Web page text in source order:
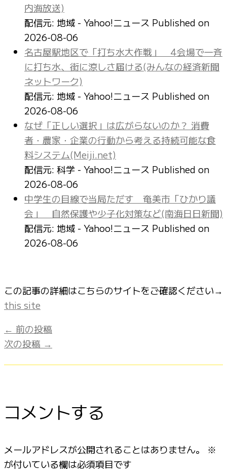
内海放送)
配信元: 地域 - Yahoo!ニュース Published on
2026-08-06
名古屋駅地区で「打ち水大作戦」 4会場で一斉
に打ち水、街に涼しさ届ける(みんなの経済新聞
ネットワーク)
配信元: 地域 - Yahoo!ニュース Published on
2026-08-06
なぜ「正しい選択」は広がらないのか？ 消費
者・農家・企業の行動から考える持続可能な食
料システム(Meiji.net)
配信元: 科学 - Yahoo!ニュース Published on
2026-08-06
中学生の目線で当局ただす 奄美市「ひかり議
会」 自然保護や少子化対策など(南海日日新聞)
配信元: 地域 - Yahoo!ニュース Published on
2026-08-06
この記事の詳細はこちらのサイトをご確認ください→
this site
← 前の投稿
次の投稿 →
コメントする
メールアドレスが公開されることはありません。
※
が付いている欄は必須項目です